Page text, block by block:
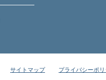
サイトマップ プライバシーポ